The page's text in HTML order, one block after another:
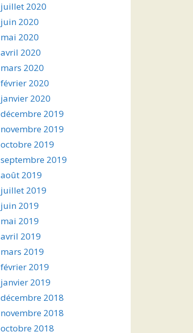
juillet 2020
juin 2020
mai 2020
avril 2020
mars 2020
février 2020
janvier 2020
décembre 2019
novembre 2019
octobre 2019
septembre 2019
août 2019
juillet 2019
juin 2019
mai 2019
avril 2019
mars 2019
février 2019
janvier 2019
décembre 2018
novembre 2018
octobre 2018